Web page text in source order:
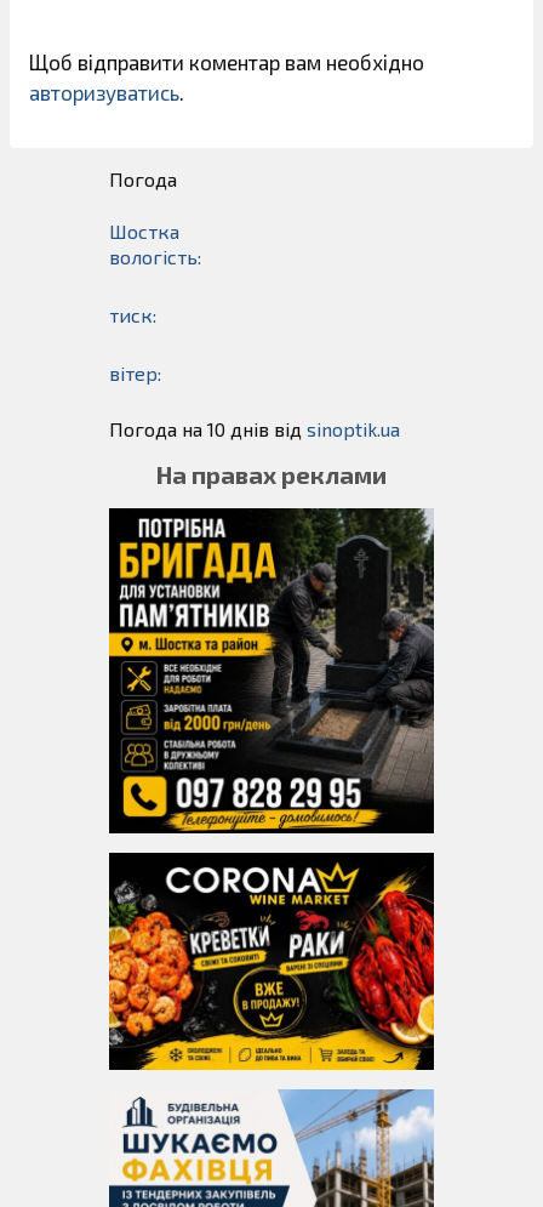
Щоб відправити коментар вам необхідно
авторизуватись.
Погода
Шостка
вологість:
тиск:
вітер:
Погода на 10 днів від sinoptik.ua
На правах реклами